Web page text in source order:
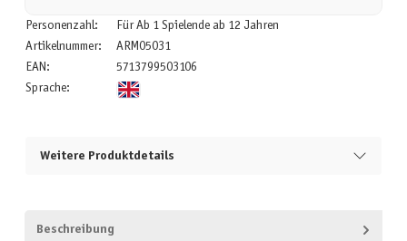
Personenzahl:
Für Ab 1 Spielende ab 12 Jahren
Artikelnummer:
ARM05031
EAN:
5713799503106
Sprache:
Weitere Produktdetails
Beschreibung